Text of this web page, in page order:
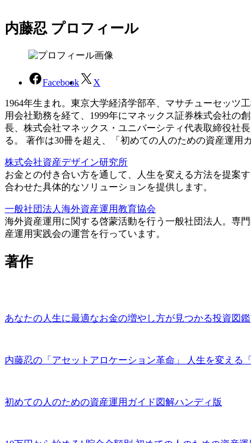
内藤忍 プロフィール
Facebook X
1964年生まれ。東京大学経済学部卒、マサチューセッツ
用会社勤務を経て、1999年にマネックス証券株式会社の
長、株式会社マネックス・ユニバーシティ代表取締役社
る。 著作は30冊を超え、「初めての人のための資産運用
株式会社資産デザイン研究所
お金との付き合い方を通して、人生を変える方法を提案
合わせた具体的なソリューションを提供します。
一般社団法人海外資産運用教育協会
海外資産運用に関する啓蒙活動を行う一般社団法人。専
産運用実践会の運営を行っています。
著作
あなたの人生に最適なお金の増やし方が見つかる投資図鑑
内藤忍の「アセットアロケーション革命」 人生を変える
初めての人のための資産運用ガイド図解ハンディ版